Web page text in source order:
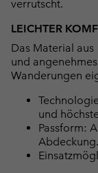
verrutscht.
LEICHTER
Das Material aus
und
Wanderungen
und
Passform:
Abdeckung.